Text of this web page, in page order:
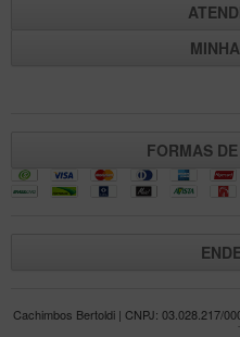
MONTE SEU KIT/
Filtros
FORMAS
Cachimbos Bertoldi | CNPJ: 03.028.217/